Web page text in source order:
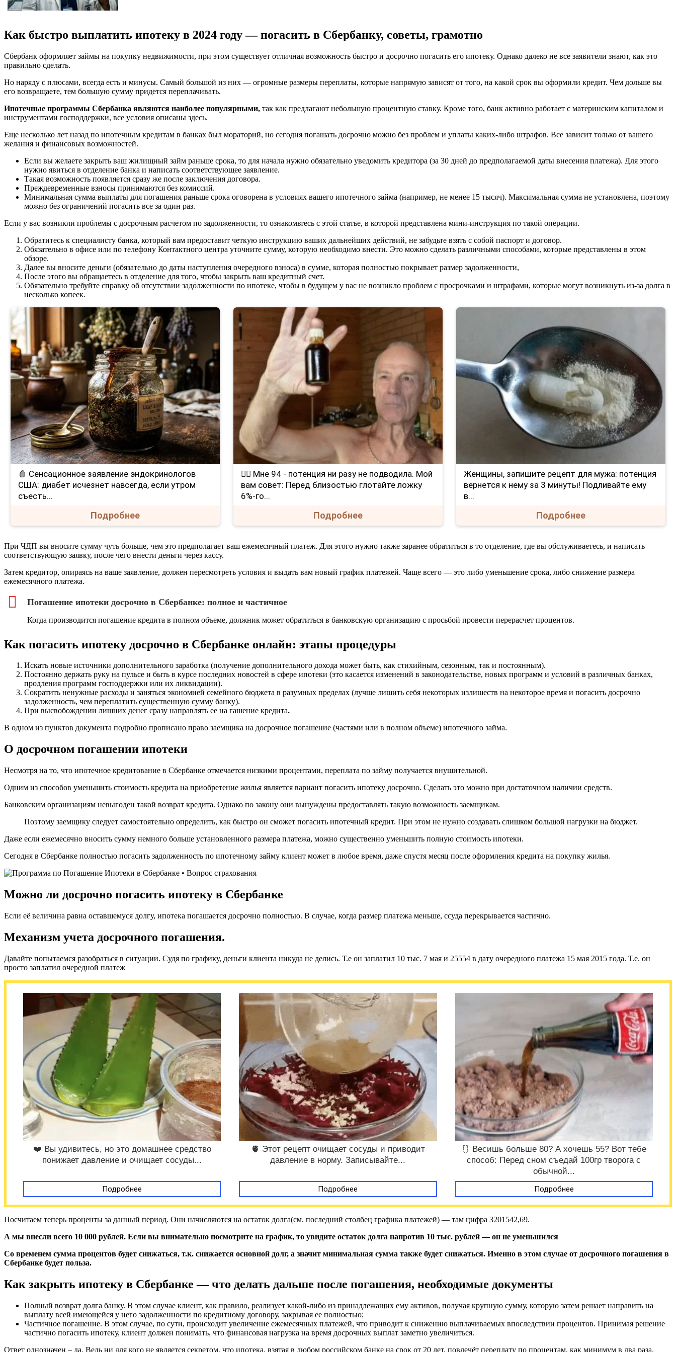
Как быстро выплатить ипотеку в 2024 году — погасить в Сбербанку, советы, грамотно
Сбербанк оформляет займы на покупку недвижимости, при этом существует отличная возможность быстро и досрочно погасить его ипотеку. Однако далеко не все заявители знают, как это
правильно сделать.
Но наряду с плюсами, всегда есть и минусы. Самый большой из них — огромные размеры переплаты, которые напрямую зависят от того, на какой срок вы оформили кредит. Чем дольше вы
его возвращаете, тем большую сумму придется переплачивать.
Ипотечные программы Сбербанка являются наиболее популярными, так как предлагают небольшую процентную ставку. Кроме того, банк активно работает с материнским капиталом и
инструментами господдержки, все условия описаны здесь.
Еще несколько лет назад по ипотечным кредитам в банках был мораторий, но сегодня погашать досрочно можно без проблем и уплаты каких-либо штрафов. Все зависит только от вашего
желания и финансовых возможностей.
Если вы желаете закрыть ваш жилищный займ раньше срока, то для начала нужно обязательно уведомить кредитора (за 30 дней до предполагаемой даты внесения платежа). Для этого
нужно явиться в отделение банка и написать соответствующее заявление.
Такая возможность появляется сразу же после заключения договора.
Преждевременные взносы принимаются без комиссий.
Минимальная сумма выплаты для погашения раньше срока оговорена в условиях вашего ипотечного займа (например, не менее 15 тысяч). Максимальная сумма не установлена, поэтому
можно без ограничений погасить все за один раз.
Если у вас возникли проблемы с досрочным расчетом по задолженности, то ознакомьтесь с этой статье, в которой представлена мини-инструкция по такой операции.
Обратитесь к специалисту банка, который вам предоставит четкую инструкцию ваших дальнейших действий, не забудьте взять с собой паспорт и договор.
Обязательно в офисе или по телефону Контактного центра уточните сумму, которую необходимо внести. Это можно сделать различными способами, которые представлены в этом
обзоре.
Далее вы вносите деньги (обязательно до даты наступления очередного взноса) в сумме, которая полностью покрывает размер задолженности,
После этого вы обращаетесь в отделение для того, чтобы закрыть ваш кредитный счет.
Обязательно требуйте справку об отсутствии задолженности по ипотеке, чтобы в будущем у вас не возникло проблем с просрочками и штрафами, которые могут возникнуть из-за долга в
несколько копеек.
🩸 Сенсационное заявление эндокринологов
США: диабет исчезнет навсегда, если утром
съесть...
Подробнее
❤️‍🔥 Мне 94 - потенция ни разу не подводила. Мой
вам совет: Перед близостью глотайте ложку
6%-го...
Подробнее
Женщины, запишите рецепт для мужа: потенция
вернется к нему за 3 минуты! Подливайте ему
в...
Подробнее
При ЧДП вы вносите сумму чуть больше, чем это предполагает ваш ежемесячный платеж. Для этого нужно также заранее обратиться в то отделение, где вы обслуживаетесь, и написать
соответствующую заявку, после чего внести деньги через кассу.
Затем кредитор, опираясь на ваше заявление, должен пересмотреть условия и выдать вам новый график платежей. Чаще всего — это либо уменьшение срока, либо снижение размера
ежемесячного платежа.
Погашение ипотеки досрочно в Сбербанке: полное и частичное
Когда производится погашение кредита в полном объеме, должник может обратиться в банковскую организацию с просьбой провести перерасчет процентов.
Как погасить ипотеку досрочно в Сбербанке онлайн: этапы процедуры
Искать новые источники дополнительного заработка (получение дополнительного дохода может быть, как стихийным, сезонным, так и постоянным).
Постоянно держать руку на пульсе и быть в курсе последних новостей в сфере ипотеки (это касается изменений в законодательстве, новых программ и условий в различных банках,
продления программ господдержки или их ликвидации).
Сократить ненужные расходы и заняться экономией семейного бюджета в разумных пределах (лучше лишить себя некоторых излишеств на некоторое время и погасить досрочно
задолженность, чем переплатить существенную сумму банку).
При высвобождении лишних денег сразу направлять ее на гашение кредита.
В одном из пунктов документа подробно прописано право заемщика на досрочное погашение (частями или в полном объеме) ипотечного займа.
О досрочном погашении ипотеки
Несмотря на то, что ипотечное кредитование в Сбербанке отмечается низкими процентами, переплата по займу получается внушительной.
Одним из способов уменьшить стоимость кредита на приобретение жилья является вариант погасить ипотеку досрочно. Сделать это можно при достаточном наличии средств.
Банковским организациям невыгоден такой возврат кредита. Однако по закону они вынуждены предоставлять такую возможность заемщикам.
Поэтому заемщику следует самостоятельно определить, как быстро он сможет погасить ипотечный кредит. При этом не нужно создавать слишком большой нагрузки на бюджет.
Даже если ежемесячно вносить сумму немного больше установленного размера платежа, можно существенно уменьшить полную стоимость ипотеки.
Сегодня в Сбербанке полностью погасить задолженность по ипотечному займу клиент может в любое время, даже спустя месяц после оформления кредита на покупку жилья.
Можно ли досрочно погасить ипотеку в Сбербанке
Если её величина равна оставшемуся долгу, ипотека погашается досрочно полностью. В случае, когда размер платежа меньше, ссуда перекрывается частично.
Механизм учета досрочного погашения.
Давайте попытаемся разобраться в ситуации. Судя по графику, деньги клиента никуда не делись. Т.е он заплатил 10 тыс. 7 мая и 25554 в дату очередного платежа 15 мая 2015 года. Т.е. он
просто заплатил очередной платеж
❤️ Вы удивитесь, но это домашнее средство
понижает давление и очищает сосуды...
Подробнее
🫀 Этот рецепт очищает сосуды и приводит
давление в норму. Записывайте...
Подробнее
🩱 Весишь больше 80? А хочешь 55? Вот тебе
способ: Перед сном съедай 100гр творога с
обычной...
Подробнее
Посчитаем теперь проценты за данный период. Они начисляются на остаток долга(см. последний столбец графика платежей) — там цифра 3201542,69.
А мы внесли всего 10 000 рублей. Если вы внимательно посмотрите на график, то увидите остаток долга напротив 10 тыс. рублей — он не уменьшился
Со временем сумма процентов будет снижаться, т.к. снижается основной долг, а значит минимальная сумма также будет снижаться. Именно в этом случае от досрочного погашения в
Сбербанке будет польза.
Как закрыть ипотеку в Сбербанке — что делать дальше после погашения, необходимые документы
Полный возврат долга банку. В этом случае клиент, как правило, реализует какой-либо из принадлежащих ему активов, получая крупную сумму, которую затем решает направить на
выплату всей имеющейся у него задолженности по кредитному договору, закрывая ее полностью;
Частичное погашение. В этом случае, по сути, происходит увеличение ежемесячных платежей, что приводит к снижению выплачиваемых впоследствии процентов. Принимая решение
частично погасить ипотеку, клиент должен понимать, что финансовая нагрузка на время досрочных выплат заметно увеличиться.
Ответ однозначен – да. Ведь ни для кого не является секретом, что ипотека, взятая в любом российском банке на срок от 20 лет, повлечёт переплату по процентам, как минимум в два раза.